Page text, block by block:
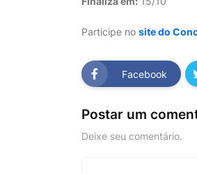
Participe no site do
Facebook
Postar um
Deixe seu comentário.